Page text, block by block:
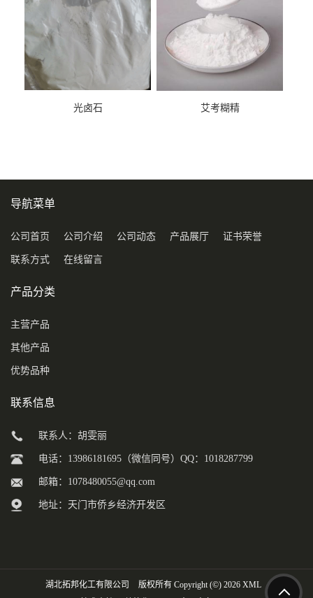
光卤石 艾考糊精
导航菜单
公司首页 公司介绍 公司动态 产品展厅 证书荣誉
联系方式 在线留言
产品分类
主营产品
其他产品
优势品种
联系信息
联系人：胡雯丽
电话：13986181695（微信同号）QQ：1018287799
邮箱： 1078480055@qq.com
地址：天门市侨乡经济开发区
湖北拓邦化工有限公司 版权所有 Copyright (©) 2026 XML